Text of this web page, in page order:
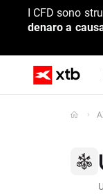
I CFD sono
denaro a